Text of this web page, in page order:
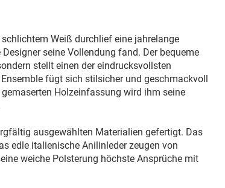
Weiß durchlief eine jahrelange
seine Vollendung fand. Der bequeme
stellt einen der eindrucksvollsten
fügt sich stilsicher und geschmackvoll
Holzeinfassung wird ihm seine
ausgewählten Materialien gefertigt. Das
edle italienische Anilinleder zeugen von
weiche Polsterung höchste Ansprüche mit